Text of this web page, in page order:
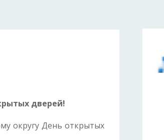
дверей!
округу День открытых